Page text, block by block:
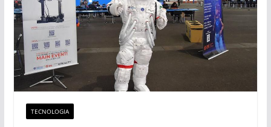
TECNOLOGIA